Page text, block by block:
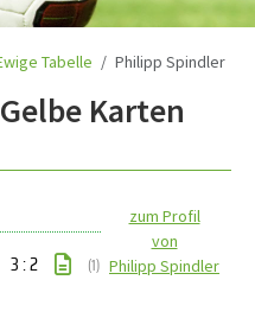
Tabelle Philipp Spindler
Karten
zum Profil
von
Philipp Spindler
3 : 2 (1)